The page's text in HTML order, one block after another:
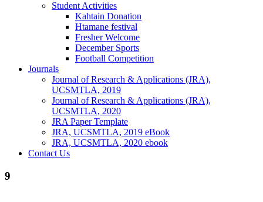
Student Activities
Kahtain Donation
Htamane festival
Fresher Welcome
December Sports
Football Competition
Journals
Journal of Research & Applications (JRA),
UCSMTLA, 2019
Journal of Research & Applications (JRA),
UCSMTLA, 2020
JRA Paper Template
JRA, UCSMTLA, 2019 eBook
JRA, UCSMTLA, 2020 ebook
Contact Us
9